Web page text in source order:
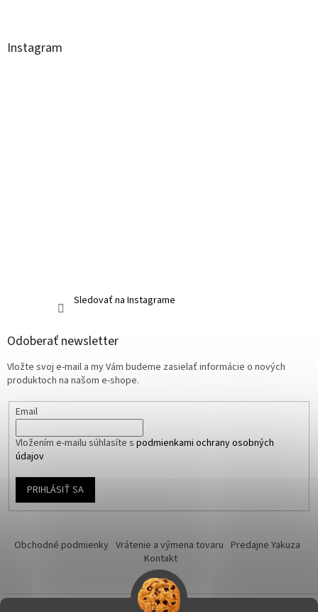
Instagram
Sledovať na Instagrame
Odoberať newsletter
Vložte svoj e-mail a my Vám budeme zasielať informácie o nových
produktoch na našom e-shope.
Email
Vložením e-mailu súhlasíte s podmienkami ochrany osobných
údajov
PRIHLÁSIŤ SA
Obchodné podmienky Vrátenie a výmena tovaru Predajne Yakuza
Kontakt